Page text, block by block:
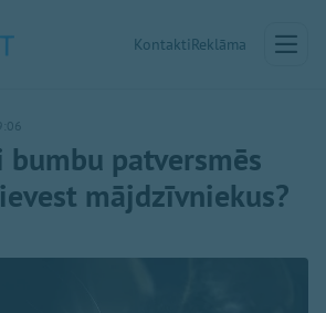
KontaktiReklāma
bumbu patversmēs
mājdzīvniekus?